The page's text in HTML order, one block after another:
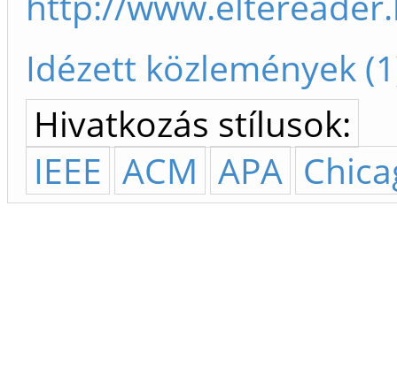
Idézett közlemények
Hivatkozás stílusok:
IEEE ACM APA